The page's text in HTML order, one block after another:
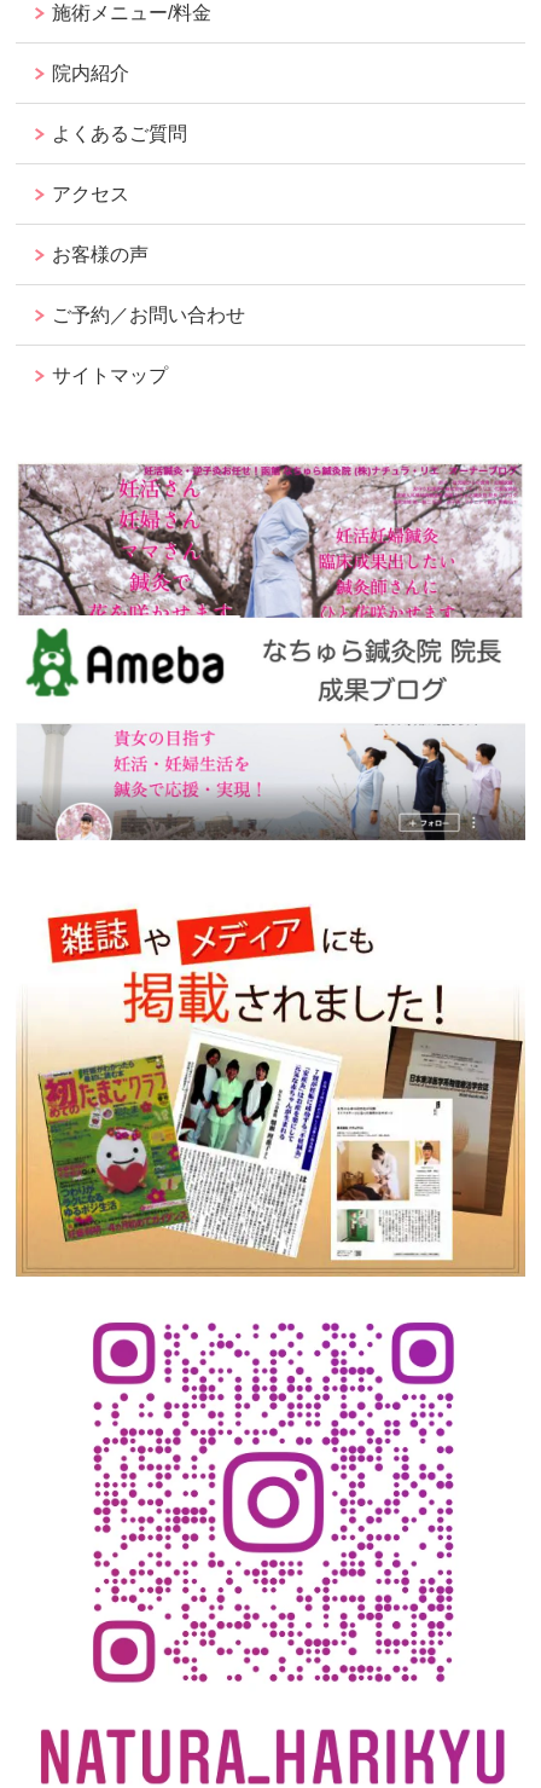
施術メニュー/料金
院内紹介
よくあるご質問
アクセス
お客様の声
ご予約／お問い合わせ
サイトマップ